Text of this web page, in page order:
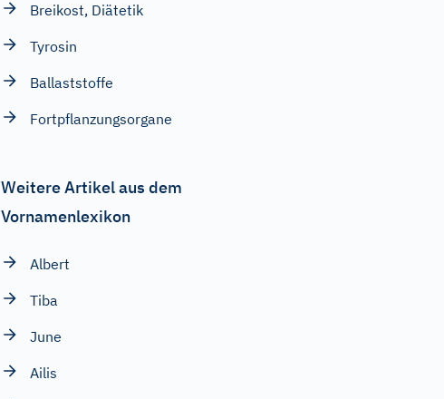
Breikost, Diätetik
Tyrosin
Ballaststoffe
Fortpflanzungsorgane
Weitere Artikel aus dem
Vornamenlexikon
Albert
Tiba
June
Ailis